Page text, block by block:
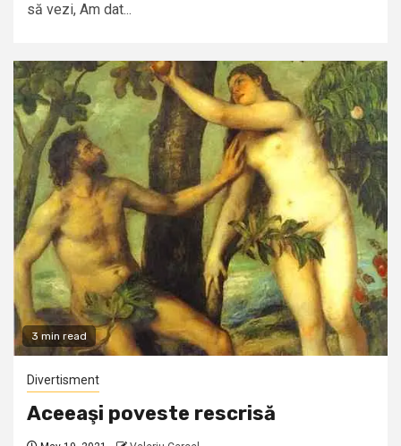
să vezi, Am dat...
3 min read
Divertisment
Aceeaşi poveste rescrisă